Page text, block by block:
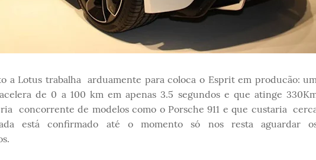
a Lotus trabalha arduamente para coloca o Esprit em producão:
de 0 a 100 km em apenas 3.5 segundos e que atinge
concorrente de modelos como o Porsche 911 e que custaria
está confirmado até o momento só nos resta aguardar